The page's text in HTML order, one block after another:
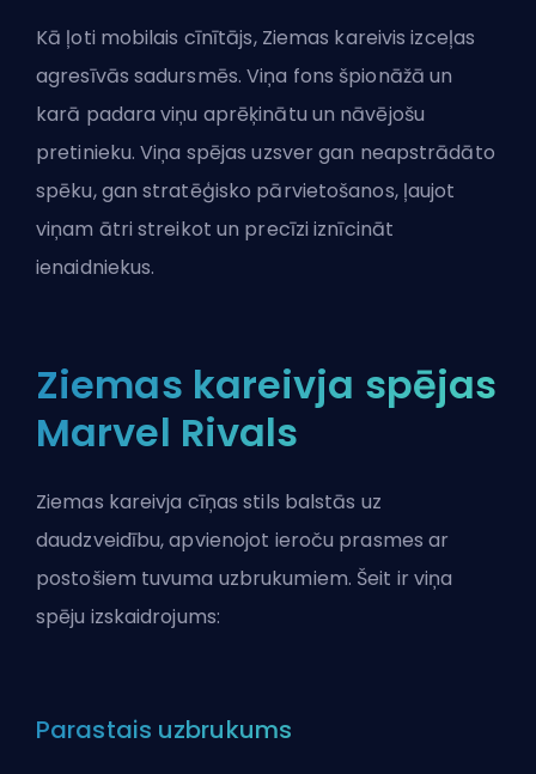
Kā ļoti mobilais cīnītājs, Ziemas kareivis izceļas
agresīvās sadursmēs. Viņa fons špionāžā un
karā padara viņu aprēķinātu un nāvējošu
pretinieku. Viņa spējas uzsver gan neapstrādāto
spēku, gan stratēģisko pārvietošanos, ļaujot
viņam ātri streikot un precīzi iznīcināt
ienaidniekus.
Ziemas kareivja spējas
Marvel Rivals
Ziemas kareivja cīņas stils balstās uz
daudzveidību, apvienojot ieroču prasmes ar
postošiem tuvuma uzbrukumiem. Šeit ir viņa
spēju izskaidrojums:
Parastais uzbrukums